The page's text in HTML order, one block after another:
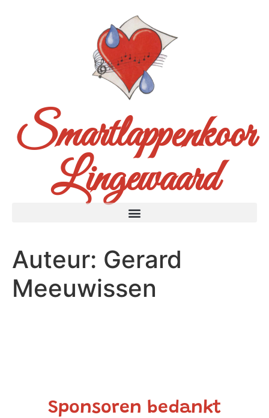
Smartlappenkoor
Lingewaard
Auteur: Gerard
Meeuwissen
Sponsoren bedankt